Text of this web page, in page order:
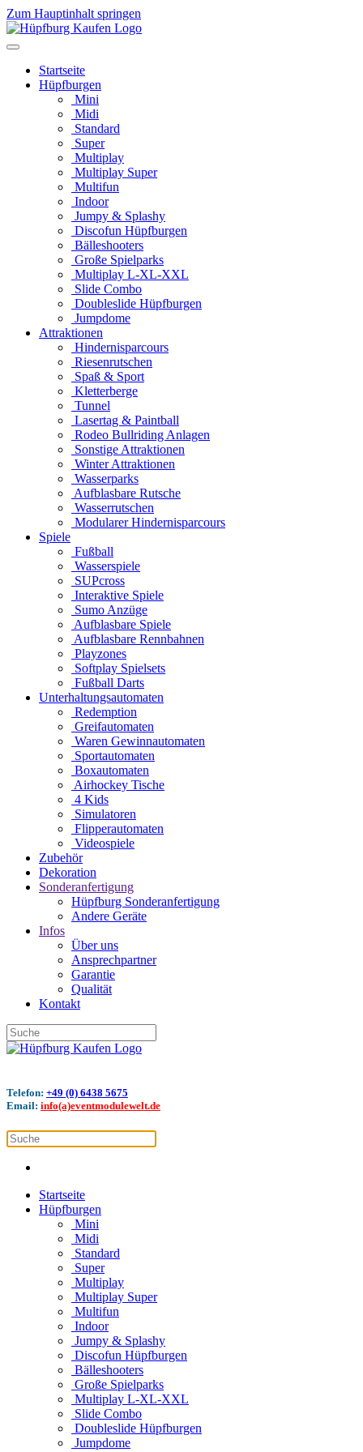
Zum Hauptinhalt springen
Startseite
Hüpfburgen
Mini
Midi
Standard
Super
Multiplay
Multiplay Super
Multifun
Indoor
Jumpy & Splashy
Discofun Hüpfburgen
Bälleshooters
Große Spielparks
Multiplay L-XL-XXL
Slide Combo
Doubleslide Hüpfburgen
Jumpdome
Attraktionen
Hindernisparcours
Riesenrutschen
Spaß & Sport
Kletterberge
Tunnel
Lasertag & Paintball
Rodeo Bullriding Anlagen
Sonstige Attraktionen
Winter Attraktionen
Wasserparks
Aufblasbare Rutsche
Wasserrutschen
Modularer Hindernisparcours
Spiele
Fußball
Wasserspiele
SUPcross
Interaktive Spiele
Sumo Anzüge
Aufblasbare Spiele
Aufblasbare Rennbahnen
Playzones
Softplay Spielsets
Fußball Darts
Unterhaltungsautomaten
Redemption
Greifautomaten
Waren Gewinnautomaten
Sportautomaten
Boxautomaten
Airhockey Tische
4 Kids
Simulatoren
Flipperautomaten
Videospiele
Zubehör
Dekoration
Sonderanfertigung
Hüpfburg Sonderanfertigung
Andere Geräte
Infos
Über uns
Ansprechpartner
Garantie
Qualität
Kontakt
Telefon: +49 (0) 6438 5675
Email: info(a)eventmodulewelt.de
Startseite
Hüpfburgen
Mini
Midi
Standard
Super
Multiplay
Multiplay Super
Multifun
Indoor
Jumpy & Splashy
Discofun Hüpfburgen
Bälleshooters
Große Spielparks
Multiplay L-XL-XXL
Slide Combo
Doubleslide Hüpfburgen
Jumpdome